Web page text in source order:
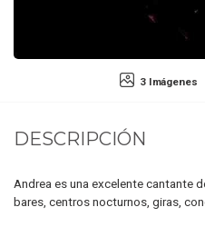
3 Imágenes
DESCRIPCIÓN
Andrea es una excelente cantante
bares, centros nocturnos, giras,